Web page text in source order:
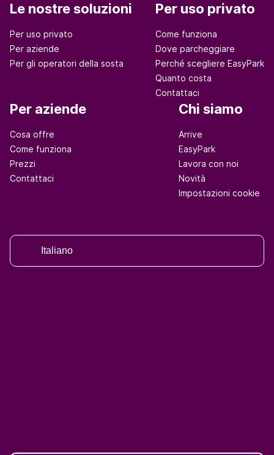
Le nostre soluzioni
Per uso privato
Per aziende
Per gli operatori della sosta
Per uso privato
Come funziona
Dove parcheggiare
Perché scegliere EasyPark
Quanto costa
Contattaci
Per aziende
Cosa offre
Come funziona
Prezzi
Contattaci
Chi siamo
Arrive
EasyPark
Lavora con noi
Novità
Impostazioni cookie
Italiano